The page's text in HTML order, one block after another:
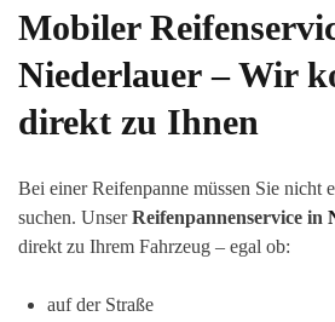
Mobiler
Niederlauer – Wir
direkt zu Ihnen
Bei einer Reifenpanne müssen Sie nicht
suchen. UnserReifenpannenservice in
direkt zu Ihrem Fahrzeug – egal ob:
auf der Straße